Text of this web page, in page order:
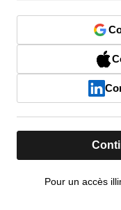
Pour un accès